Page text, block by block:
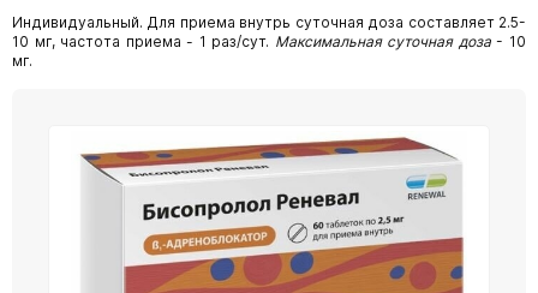
Индивидуальный. Для приема внутрь суточная доза составляет 2.5-
10 мг, частота приема - 1 раз/сут. Максимальная суточная доза- 10
мг.